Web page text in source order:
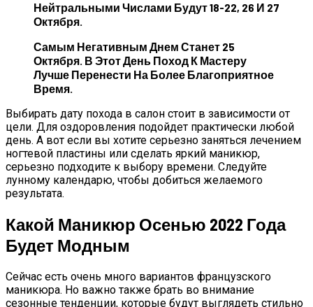
Нейтральными Числами Будут 18-22, 26 И 27
Октября.
Самым Негативным Днем Станет 25
Октября. В Этот День Поход К Мастеру
Лучше Перенести На Более Благоприятное
Время.
Выбирать дату похода в салон стоит в зависимости от
цели. Для оздоровления подойдет практически любой
день. А вот если вы хотите серьезно заняться лечением
ногтевой пластины или сделать яркий маникюр,
серьезно подходите к выбору времени. Следуйте
лунному календарю, чтобы добиться желаемого
результата.
Какой Маникюр Осенью 2022 Года
Будет Модным
Сейчас есть очень много вариантов французского
маникюра. Но важно также брать во внимание
сезонные тенденции, которые будут выглядеть стильно